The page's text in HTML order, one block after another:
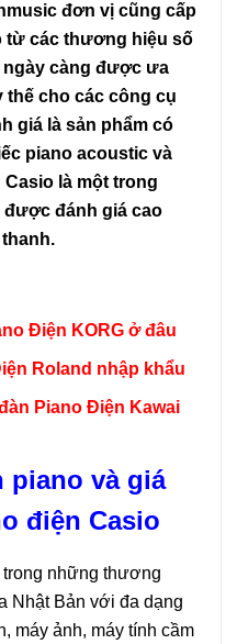
đơn vị cũng cấp
từ các thương hiệu số
ngày càng được ưa
cho các công cụ
giá là sản phẩm có
piano acoustic và
là một trong
đánh giá cao
Điện KORG ở đâu
Roland nhập khẩu
Piano Điện Kawai
piano và giá
điện Casio
những thương
Nhật Bản với đa dạng
máy ảnh, máy tính cầm